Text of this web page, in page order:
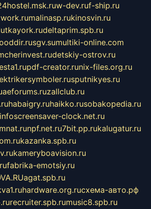
w-dev.ruf-ship.ru
malinasp.rukinosvin.ru
deltaprim.spb.ru
sgv.sumultiki-online.com
cherinvest.rudetskiy-ostrov.ru
pdf-creator.runix-files.org.ru
sputnikyes.ru
aeforums.ruzallclub.ru
habaigry.ruhaikko.rusobakopedia.ru
screensaver-clock.net.ru
npf.net.ru7bit.pp.rukalugatur.ru
kazanka.spb.ru
kameryboavision.ru
fabrika-emotsiy.ru
agat.spb.ru
hardware.org.ruсхема-авто.рф
recruiter.spb.rumusic8.spb.ru